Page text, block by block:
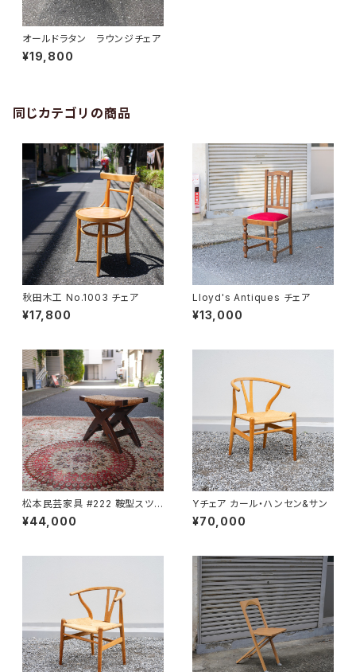
オールドラタン ラウンジチェア
¥19,800
同じカテゴリの商品
秋田木工 No.1003 チェア
¥17,800
Lloyd's Antiques チェア
¥13,000
松本民芸家具 #222 鞍型スツ
ール
¥44,000
Yチェア カール・ハンセン&サン
¥70,000